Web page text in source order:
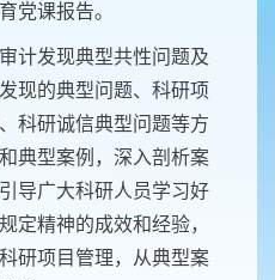
党课报告。
计发现典型共性问题及
现的典型问题、科研项
科研诚信典型问题等方
典型案例，深入剖析案
导广大科研人员学习好
定精神的成效和经验，
研项目管理，从典型案